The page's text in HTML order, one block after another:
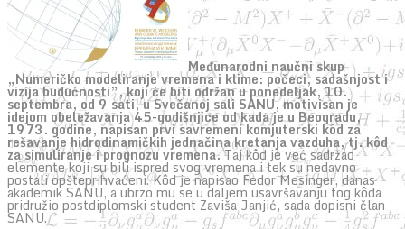
Međunarodni naučni skup
„Numeričko modeliranje vremena i klime: počeci, sadašnjost i
vizija budućnosti”, koji će biti održan u ponedeljak, 10.
septembra, od 9 sati, u Svečanoj sali SANU, motivisan je
idejom obeležavanja 45-godišnjice od kada je u Beogradu,
1973. godine, napisan prvi savremeni komjuterski kôd za
rešavanje hidrodinamičkih jednačina kretanja vazduha, tj. kôd
za simuliranje i prognozu vremena.Taj kôd je već sadržao
elemente koji su bili ispred svog vremena i tek su nedavno
postali opšteprihvaćeni. Kôd je napisao Fedor Mesinger, danas
akademik SANU, a ubrzo mu se u daljem usavršavanju tog kôda
pridružio postdiplomski student Zaviša Janjić, sada dopisni član
SANU.